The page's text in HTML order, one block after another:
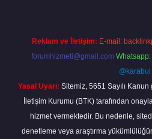
Reklam ve İletişim: E-mail:
forumhizmeti@gmail.com
@karabul
Yasal Uyarı: Sitemiz, 5651 Sayılı
İletişim Kurumu (BTK) tarafından
hizmet vermektedir. Bu nedenle,
denetleme veya araştırma